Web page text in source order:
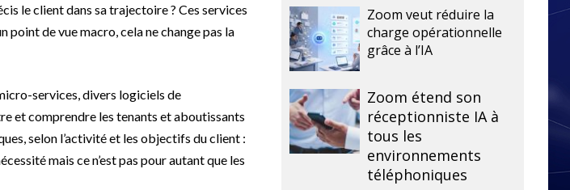
le client dans sa trajectoire ? Ces services
de vue macro, cela ne change pas la
services, divers logiciels de
et comprendre les tenants et aboutissants
selon l’activité et les objectifs du client :
mais ce n’est pas pour autant que les
Zoom veut réduire la
charge opérationnelle
grâce à l’IA
Zoom étend son
réceptionniste IA à
tous les
environnements
téléphoniques